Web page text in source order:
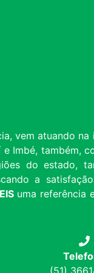
vem atuando na
Imbé, também,
do estado,
a
uma referência